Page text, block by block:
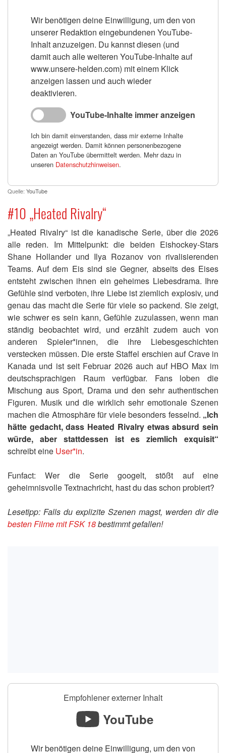
Wir benötigen deine Einwilligung, um den von
unserer Redaktion eingebundenen YouTube-
Inhalt anzuzeigen. Du kannst diesen (und
damit auch alle weiteren YouTube-Inhalte auf
www.unsere-helden.com) mit einem Klick
anzeigen lassen und auch wieder
deaktivieren.
YouTube-Inhalte immer anzeigen
Ich bin damit einverstanden, dass mir externe Inhalte
angezeigt werden. Damit können personenbezogene
Daten an YouTube übermittelt werden. Mehr dazu in
unseren Datenschutzhinweisen.
Quelle: YouTube
#10 „Heated Rivalry“
„Heated Rivalry“ ist die kanadische Serie, über die 2026
alle reden. Im Mittelpunkt: die beiden Eishockey-Stars
Shane Hollander und Ilya Rozanov von rivalisierenden
Teams. Auf dem Eis sind sie Gegner, abseits des Eises
entsteht zwischen ihnen ein geheimes Liebesdrama. Ihre
Gefühle sind verboten, ihre Liebe ist ziemlich explosiv, und
genau das macht die Serie für viele so packend. Sie zeigt,
wie schwer es sein kann, Gefühle zuzulassen, wenn man
ständig beobachtet wird, und erzählt zudem auch von
anderen Spieler*innen, die ihre Liebesgeschichten
verstecken müssen. Die erste Staffel erschien auf Crave in
Kanada und ist seit Februar 2026 auch auf HBO Max im
deutschsprachigen Raum verfügbar. Fans loben die
Mischung aus Sport, Drama und den sehr authentischen
Figuren. Musik und die wirklich sehr emotionale Szenen
machen die Atmosphäre für viele besonders fesselnd. „Ich
hätte gedacht, dass Heated Rivalry etwas absurd sein
würde, aber stattdessen ist es ziemlich exquisit“
schreibt eine User*in.
Funfact: Wer die Serie googelt, stößt auf eine
geheimnisvolle Textnachricht, hast du das schon probiert?
Lesetipp: Falls du explizite Szenen magst, werden dir die
besten Filme mit FSK 18bestimmt gefallen!
Empfohlener externer Inhalt
YouTube
Wir benötigen deine Einwilligung, um den von